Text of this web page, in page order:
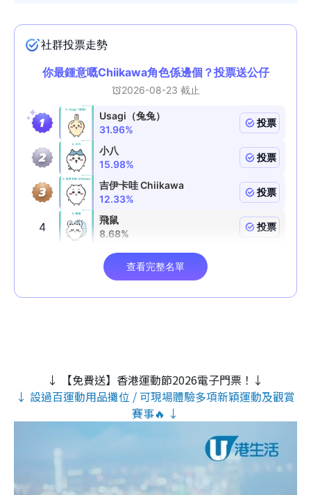
↓ 【免費送】香港運動節2026電子門票！↓
↓ 設過百運動用品攤位 / 可現場體驗多項新穎運動及觀賞
賽事🔥 ↓